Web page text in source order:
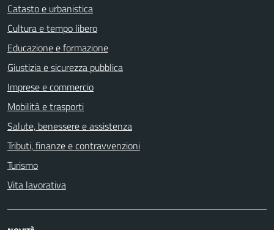
Catasto e urbanistica
Cultura e tempo libero
Educazione e formazione
Giustizia e sicurezza pubblica
Imprese e commercio
Mobilità e trasporti
Salute, benessere e assistenza
Tributi, finanze e contravvenzioni
Turismo
Vita lavorativa